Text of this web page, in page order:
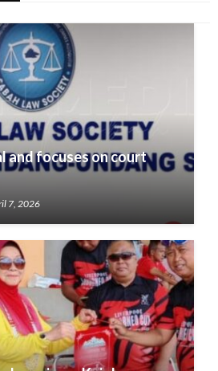
and focuses on court
7, 2026